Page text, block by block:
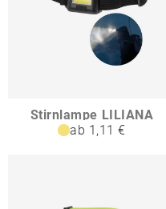
Stirnlampe LILIANA
ab 1,11 €